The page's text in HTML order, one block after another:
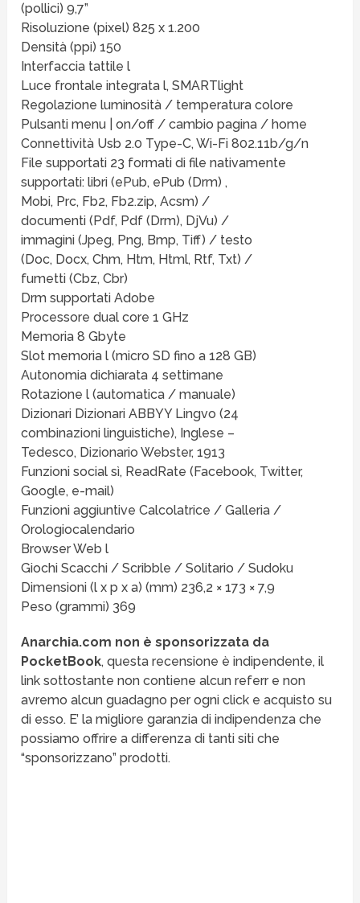
(pollici) 9,7”
Risoluzione (pixel) 825 x 1.200
Densità (ppi) 150
Interfaccia tattile l
Luce frontale integrata l, SMARTlight
Regolazione luminosità / temperatura colore
Pulsanti menu | on/off / cambio pagina / home
Connettività Usb 2.0 Type-C, Wi-Fi 802.11b/g/n
File supportati 23 formati di file nativamente
supportati: libri (ePub, ePub (Drm) ,
Mobi, Prc, Fb2, Fb2.zip, Acsm) /
documenti (Pdf, Pdf (Drm), DjVu) /
immagini (Jpeg, Png, Bmp, Tiff) / testo
(Doc, Docx, Chm, Htm, Html, Rtf, Txt) /
fumetti (Cbz, Cbr)
Drm supportati Adobe
Processore dual core 1 GHz
Memoria 8 Gbyte
Slot memoria l (micro SD fino a 128 GB)
Autonomia dichiarata 4 settimane
Rotazione l (automatica / manuale)
Dizionari Dizionari ABBYY Lingvo (24
combinazioni linguistiche), Inglese –
Tedesco, Dizionario Webster, 1913
Funzioni social sì, ReadRate (Facebook, Twitter,
Google, e-mail)
Funzioni aggiuntive Calcolatrice / Galleria /
Orologiocalendario
Browser Web l
Giochi Scacchi / Scribble / Solitario / Sudoku
Dimensioni (l x p x a) (mm) 236,2 × 173 × 7,9
Peso (grammi) 369
Anarchia.com non è sponsorizzata da
PocketBook, questa recensione è indipendente, il
link sottostante non contiene alcun referr e non
avremo alcun guadagno per ogni click e acquisto su
di esso. E’ la migliore garanzia di indipendenza che
possiamo offrire a differenza di tanti siti che
“sponsorizzano” prodotti.